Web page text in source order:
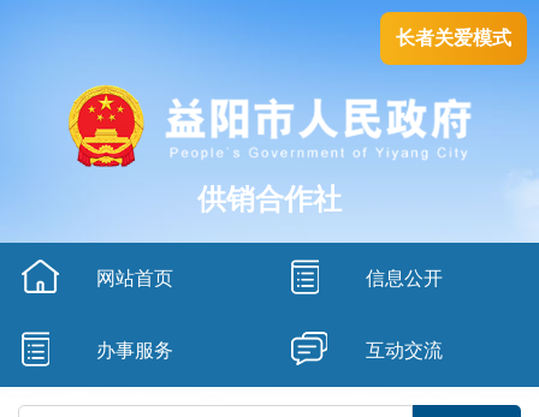
供销合作社
长者关爱模式
网站首页 信息公开
办事服务 互动交流